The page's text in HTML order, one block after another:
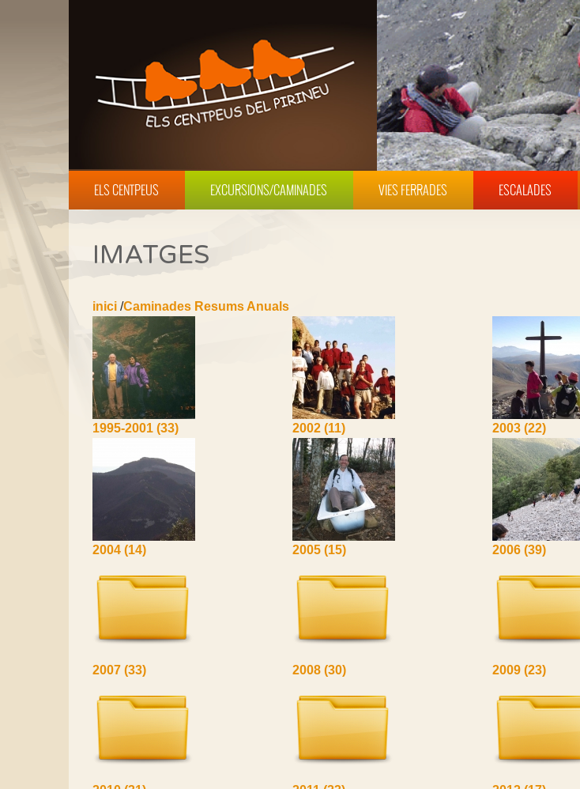
ELS CENTPEUS EXCURSIONS/CAMINADES VIES FERRADES ESCALADES
IMATGES
inici /Caminades Resums Anuals
1995-2001 (33) 2002 (11) 2003 (22)
2004 (14) 2005 (15) 2006 (39)
2007 (33) 2008 (30) 2009 (23)